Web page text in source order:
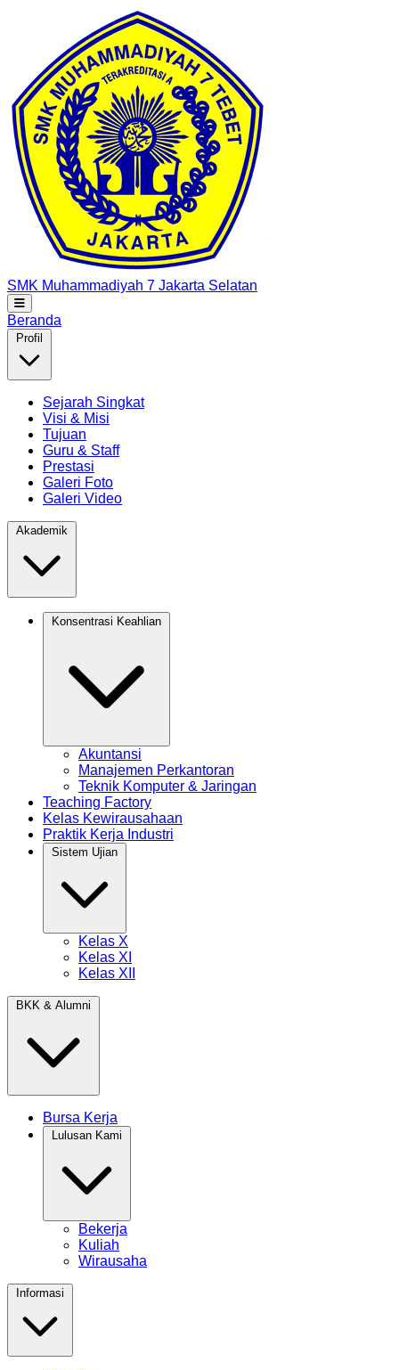
SMK Muhammadiyah 7 Jakarta Selatan
Beranda
Sejarah Singkat
Visi & Misi
Tujuan
Guru & Staff
Prestasi
Galeri Foto
Galeri Video
Akuntansi
Manajemen Perkantoran
Teknik Komputer & Jaringan
Teaching Factory
Kelas Kewirausahaan
Praktik Kerja Industri
Kelas X
Kelas XI
Kelas XII
Bursa Kerja
Bekerja
Kuliah
Wirausaha